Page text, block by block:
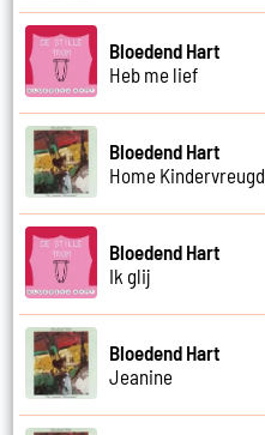
Bloedend Hart
Heb me lief
Bloedend Hart
Home Kindervreugd
Bloedend Hart
Ik glij
Bloedend Hart
Jeanine